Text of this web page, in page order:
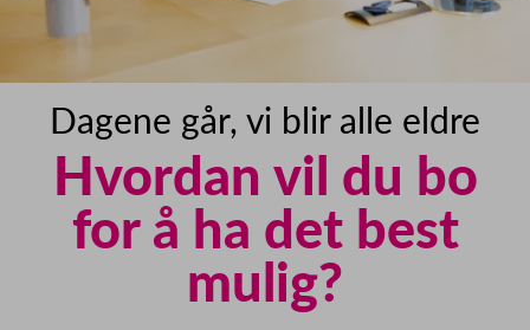
Dagene går, vi blir alle eldre
Hvordan vil du bo
for å ha det best
mulig?